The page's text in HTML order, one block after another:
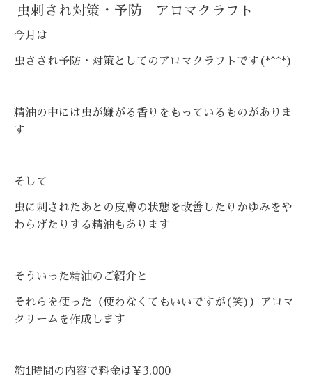
虫刺され対策・予防 アロマクラフト
今月は
虫さされ予防・対策としてのアロマクラフトです(*^^*)
精油の中には虫が嫌がる香りをもっているものがありま
す
そして
虫に刺されたあとの皮膚の状態を改善したりかゆみをや
わらげたりする精油もあります
そういった精油のご紹介と
それらを使った（使わなくてもいいですが(笑)）アロマ
クリームを作成します
約1時間の内容で料金は￥3,000